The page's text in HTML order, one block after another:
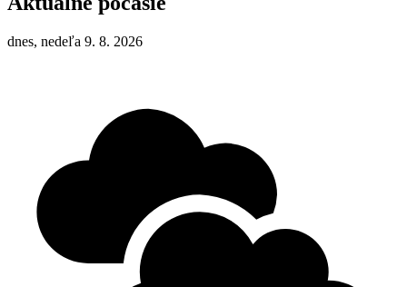
dnes, nedeľa 9. 8. 2026